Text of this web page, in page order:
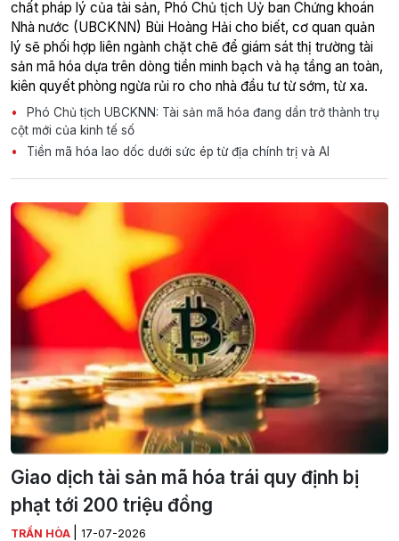
chất pháp lý của tài sản, Phó Chủ tịch Uỷ ban Chứng khoán
Nhà nước (UBCKNN) Bùi Hoàng Hải cho biết, cơ quan quản
lý sẽ phối hợp liên ngành chặt chẽ để giám sát thị trường tài
sản mã hóa dựa trên dòng tiền minh bạch và hạ tầng an toàn,
kiên quyết phòng ngừa rủi ro cho nhà đầu tư từ sớm, từ xa.
Phó Chủ tịch UBCKNN: Tài sản mã hóa đang dần trở thành trụ
cột mới của kinh tế số
Tiền mã hóa lao dốc dưới sức ép từ địa chính trị và AI
Giao dịch tài sản mã hóa trái quy định bị
phạt tới 200 triệu đồng
TRẦN HÒA 17-07-2026